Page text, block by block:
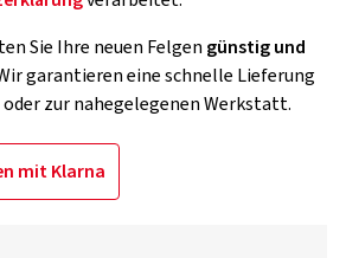
Sie Ihre neuen Felgen günstig und
garantieren eine schnelle Lieferung
oder zur nahegelegenen Werkstatt.
mit Klarna